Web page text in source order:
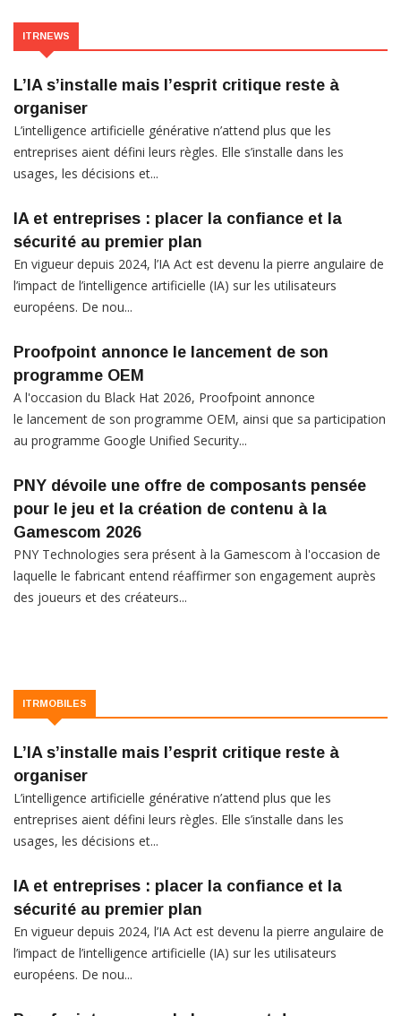
ITRNEWS
L’IA s’installe mais l’esprit critique reste à
organiser
L’intelligence artificielle générative n’attend plus que les
entreprises aient défini leurs règles. Elle s’installe dans les
usages, les décisions et...
IA et entreprises : placer la confiance et la
sécurité au premier plan
En vigueur depuis 2024, l’IA Act est devenu la pierre angulaire de
l’impact de l’intelligence artificielle (IA) sur les utilisateurs
européens. De nou...
Proofpoint annonce le lancement de son
programme OEM
A l'occasion du Black Hat 2026, Proofpoint annonce
le lancement de son programme OEM, ainsi que sa participation
au programme Google Unified Security...
PNY dévoile une offre de composants pensée
pour le jeu et la création de contenu à la
Gamescom 2026
PNY Technologies sera présent à la Gamescom à l'occasion de
laquelle le fabricant entend réaffirmer son engagement auprès
des joueurs et des créateurs...
ITRMOBILES
L’IA s’installe mais l’esprit critique reste à
organiser
L’intelligence artificielle générative n’attend plus que les
entreprises aient défini leurs règles. Elle s’installe dans les
usages, les décisions et...
IA et entreprises : placer la confiance et la
sécurité au premier plan
En vigueur depuis 2024, l’IA Act est devenu la pierre angulaire de
l’impact de l’intelligence artificielle (IA) sur les utilisateurs
européens. De nou...